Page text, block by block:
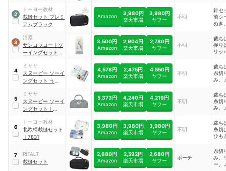
ピン
抜、
巻、
2
トーヨー教材
裁縫セット プレミ
アムブラック
Amazon
3,980円
楽天市場
3,980円
ヤフー
不明
針セ
前シ
ぬき
手縫
山、
ー、
ー、
さみ
ペン
3
清原
サンコッコー ｜ ソ
ーイングセット ス
3,500円
Amazon
2,904円
楽天市場
2,780円
ヤフー
不明
裁ち
握り
リッ
ーク
ル、
糸セ
針山
4
ミササ
スヌーピー ソーイ
ングセット うす型
4,578円
Amazon
2,475円
楽天市場
4,550円
ヤフー
不明
裁ち
糸切
み、
セッ
山、
糸、
とお
針ケ
ぬき
5
ミササ
スヌーピー ソーイ
ングセット ｜
5,373円
Amazon
4,240円
楽天市場
4,219円
ヤフー
不明
裁ち
糸切
み、
セッ
山、
糸、
ペン
き
6
トーヨー教材
北欧柄裁縫セット
｜ 7831
3,980円
Amazon
3,980円
楽天市場
3,980円
ヤフー
不明
裁ち
糸切
ひも
ケー
ドル
チ
7
RITALT
裁縫セット
2,680円
Amazon
2,592円
楽天市場
2,680円
ヤフー
ポーチ
糸切
み、
ー、